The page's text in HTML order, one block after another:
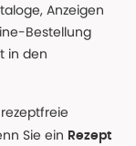
Anzeigen
Bestellung
in den
Sie ein Rezept